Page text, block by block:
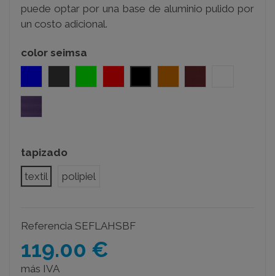
puede optar por una base de aluminio pulido por
un costo adicional.
color seimsa
tapizado
textil
polipiel
Referencia SEFLAHSBF
119.00 €
más IVA